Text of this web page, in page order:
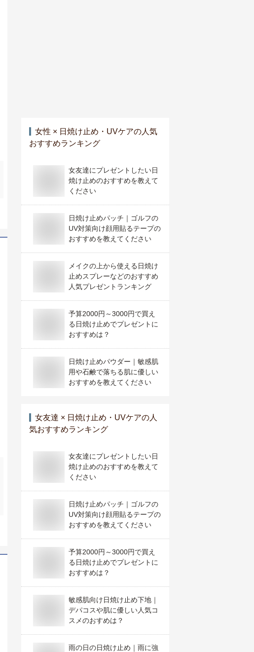
女性 × 日焼け止め・UVケアの人気
おすすめランキング
女友達にプレゼントしたい日
焼け止めのおすすめを教えて
ください
日焼け止めパッチ｜ゴルフの
UV対策向け顔用貼るテープの
おすすめを教えてください
メイクの上から使える日焼け
止めスプレーなどのおすすめ
人気プレゼントランキング
予算2000円～3000円で買え
る日焼け止めでプレゼントに
おすすめは？
日焼け止めパウダー｜敏感肌
用や石鹸で落ちる肌に優しい
おすすめを教えてください
女友達 × 日焼け止め・UVケアの人
気おすすめランキング
女友達にプレゼントしたい日
焼け止めのおすすめを教えて
ください
日焼け止めパッチ｜ゴルフの
UV対策向け顔用貼るテープの
おすすめを教えてください
予算2000円～3000円で買え
る日焼け止めでプレゼントに
おすすめは？
敏感肌向け日焼け止め下地｜
デパコスや肌に優しい人気コ
スメのおすめは？
雨の日の日焼け止め｜雨に強